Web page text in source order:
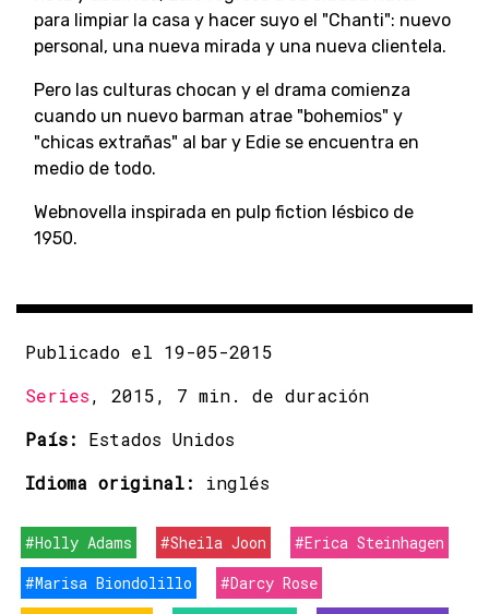
para limpiar la casa y hacer suyo el "Chanti": nuevo
personal, una nueva mirada y una nueva clientela.
Pero las culturas chocan y el drama comienza
cuando un nuevo barman atrae "bohemios" y
"chicas extrañas" al bar y Edie se encuentra en
medio de todo.
Webnovella inspirada en pulp fiction lésbico de
1950.
Publicado el 19-05-2015
Series, 2015, 7 min. de duración
País: Estados Unidos
Idioma original: inglés
#Holly Adams #Sheila Joon
#Erica Steinhagen
#Marisa Biondolillo
#Darcy Rose